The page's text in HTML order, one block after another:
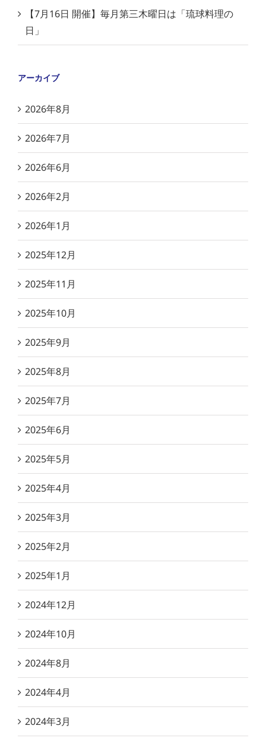
【7月16日 開催】毎月第三木曜日は「琉球料理の
日」
アーカイブ
2026年8月
2026年7月
2026年6月
2026年2月
2026年1月
2025年12月
2025年11月
2025年10月
2025年9月
2025年8月
2025年7月
2025年6月
2025年5月
2025年4月
2025年3月
2025年2月
2025年1月
2024年12月
2024年10月
2024年8月
2024年4月
2024年3月